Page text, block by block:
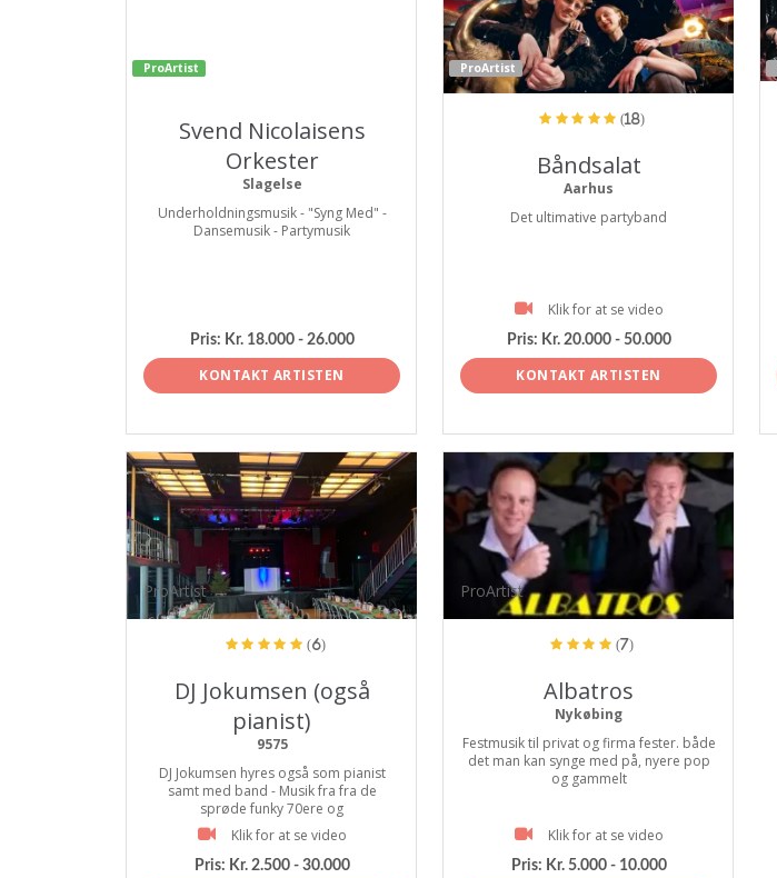
ProArtist
Svend Nicolaisens
Orkester
Slagelse
Underholdningsmusik - "Syng Med" -
Dansemusik - Partymusik
Pris: Kr. 18.000 - 26.000
KONTAKT ARTISTEN
ProArtist
(18)
Båndsalat
Aarhus
Det ultimative partyband
Klik for at se video
Pris: Kr. 20.000 - 50.000
KONTAKT ARTISTEN
ProArtist
(6)
DJ Jokumsen (også
pianist)
9575
DJ Jokumsen hyres også som pianist
samt med band - Musik fra fra de
sprøde funky 70ere og
Klik for at se video
Pris: Kr. 2.500 - 30.000
ProArtist
(7)
Albatros
Nykøbing
Festmusik til privat og firma fester. både
det man kan synge med på, nyere pop
og gammelt
Klik for at se video
Pris: Kr. 5.000 - 10.000